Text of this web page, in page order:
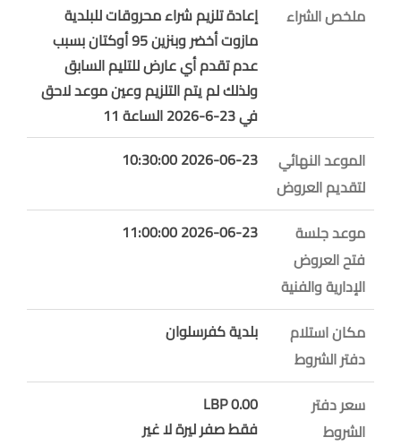
ملخص الشراء
إعادة تلزيم شراء محروقات للبلدية
مازوت أخضر وبنزين 95 أوكتان بسبب
عدم تقدم أي عارض للتليم السابق
ولذلك لم يتم التلزيم وعين موعد لاحق
في 23-6-2026 الساعة 11
الموعد النهائي
لتقديم العروض
2026-06-23 10:30:00
موعد جلسة
فتح العروض
الإدارية والفنية
2026-06-23 11:00:00
مكان استلام
دفتر الشروط
بلدية كفرسلوان
سعر دفتر
الشروط
0.00 LBP
فقط صفر ليرة لا غير